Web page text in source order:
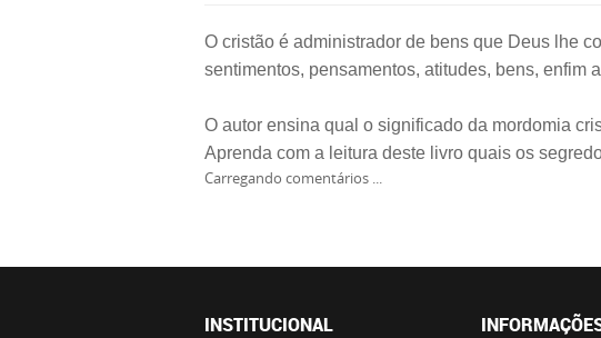
O cristão é administrador de bens que Deus lhe
sentimentos, pensamentos, atitudes, bens, enfim
O autor ensina qual o significado da mordomia
Aprenda com a leitura deste livro quais os
Carregando comentários ...
INSTITUCIONAL